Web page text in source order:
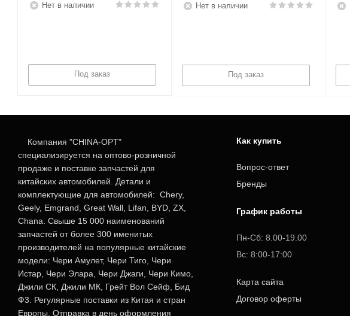
Нет в наличии
Под заказ
Нет в наличии
Под заказ
Компания "CHINA-OPT"
специализируется на оптово-розничной
продаже и поставке запчастей для
китайских автомобилей. Детали и
комплектующие для автомобилей: Chery,
Geely, Emgrand, Great Wall, Lifan, BYD, ZX,
Chana. Свыше 15 000 наименований
запчастей от более 300 именитых
производителей на популярные китайские
модели: Чери Амулет, Чери Тиго, Чери
Истар, Чери Элара, Чери Джаги, Чери Кимо,
Джили СК, Джили МК, Грейт Вол Сейф, Бид
Ф3. Регулярные поставки из Китая и стран
Европы. Отправка в день оформления
Как купить
Вопрос-ответ
Бренды
График работы
Пн-Сб: 8.00-19.00
Вс: 8:00-17:00
Карта сайта
Договор оферты